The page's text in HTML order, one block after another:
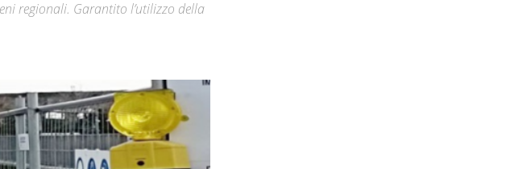
regionali. Garantito l’utilizzo della